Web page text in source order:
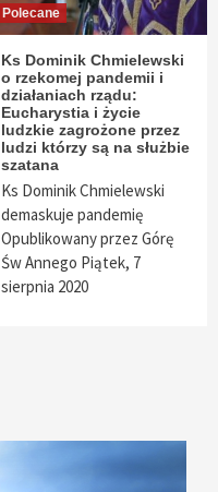
Polecane
Ks Dominik Chmielewski
o rzekomej pandemii i
działaniach rządu:
Eucharystia i życie
ludzkie zagrożone przez
ludzi którzy są na służbie
szatana
Ks Dominik Chmielewski
demaskuje pandemię
Opublikowany przez Górę
Św Annego Piątek, 7
sierpnia 2020